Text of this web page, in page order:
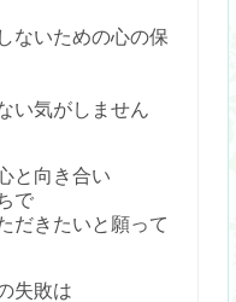
ないための心の保
い気がしません
と向き合い
で
だきたいと願って
失敗は